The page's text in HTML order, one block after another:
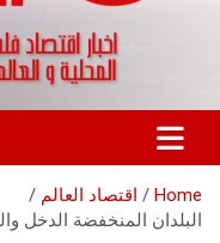
كواليس المال
اخبار اقتصاد فلسطين و
Home
اقتصاد العالم
البلدان المنخفضة الدخل